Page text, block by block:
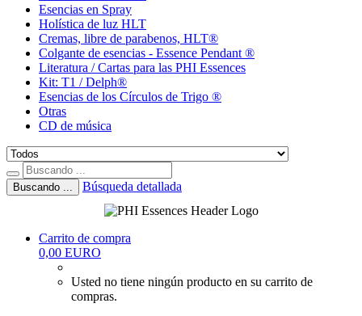
Esencias en Spray
Holística de luz HLT
Cremas, libre de parabenos, HLT®
Colgante de esencias - Essence Pendant ®
Literatura / Cartas para las PHI Essences
Kit: T1 / Delph®
Esencias de los Círculos de Trigo ®
Otras
CD de música
Buscando ... Búsqueda detallada
Carrito de compra
0,00 EURO
Usted no tiene ningún producto en su carrito de
compras.